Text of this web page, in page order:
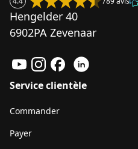
Hengelder 40
6902PA Zevenaar
Service clientèle
Commander
Payer